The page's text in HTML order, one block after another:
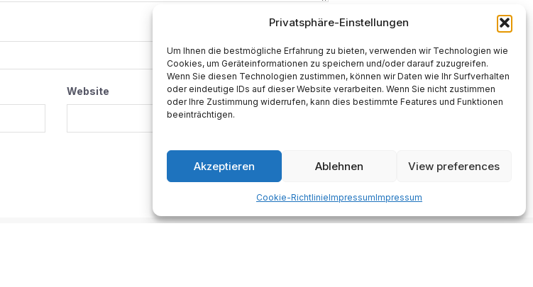
Privatsphäre-Einstellungen
Um Ihnen die bestmögliche Erfahrung zu bieten, verwenden wir Technologien wie
Cookies, um Geräteinformationen zu speichern und/oder darauf zuzugreifen.
Wenn Sie diesen Technologien zustimmen, können wir Daten wie Ihr Surfverhalten
oder eindeutige IDs auf dieser Website verarbeiten. Wenn Sie nicht zustimmen
oder Ihre Zustimmung widerrufen, kann dies bestimmte Features und Funktionen
beeinträchtigen.
Akzeptieren Ablehnen View preferences
Cookie-RichtlinieImpressumImpressum
Website